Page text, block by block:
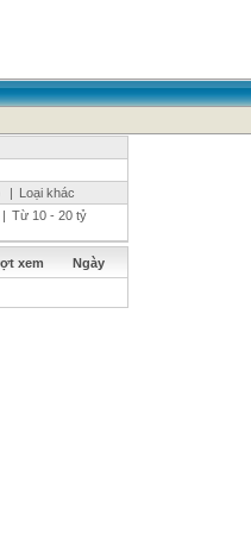
| Loại khác
| Từ 10 - 20 tỷ
xem Ngày